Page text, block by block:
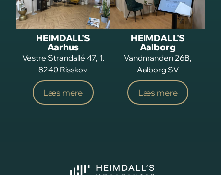
HEIMDALL'S
Aarhus
Vestre Strandallé 47, 1.
8240 Risskov
Læs mere
HEIMDALL'S
Aalborg
Vandmanden 26B,
Aalborg SV
Læs mere